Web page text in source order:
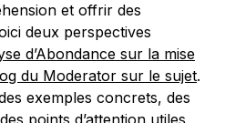
et offrir des
deux perspectives
d’Abondance sur la mise
du Moderator sur le sujet.
exemples concrets, des
points d’attention utiles